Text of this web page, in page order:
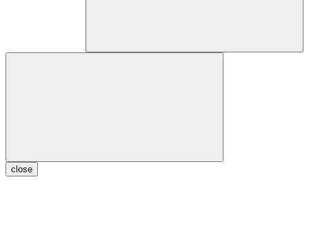
close